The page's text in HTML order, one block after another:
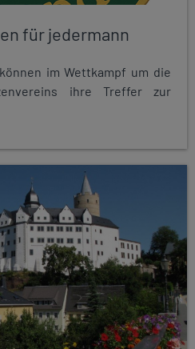
für jedermann
im Wettkampf um die
ihre Treffer zur